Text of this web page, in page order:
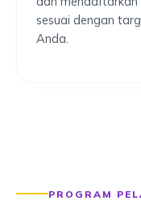
sesuai dengan
Anda.
PROGRAM